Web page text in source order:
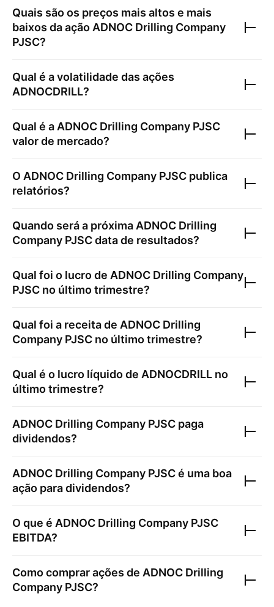
Quais são os preços mais altos e mais
baixos da ação ADNOC Drilling Company
PJSC?
Qual é a volatilidade das ações
ADNOCDRILL?
Qual é a ADNOC Drilling Company PJSC
valor de mercado?
O ADNOC Drilling Company PJSC publica
relatórios?
Quando será a próxima ADNOC Drilling
Company PJSCdata de resultados?
Qual foi o lucro de ADNOC Drilling Company
PJSC no último trimestre?
Qual foi a receita de ADNOC Drilling
Company PJSC no último trimestre?
Qual é o lucro líquido de ADNOCDRILL no
último trimestre?
ADNOC Drilling Company PJSC paga
dividendos?
ADNOC Drilling Company PJSCé uma boa
ação para dividendos?
O que é ADNOC Drilling Company PJSC
EBITDA?
Como comprar ações de ADNOC Drilling
Company PJSC?